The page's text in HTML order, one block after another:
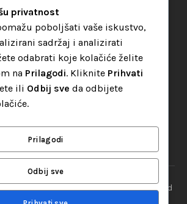
sva prava pridržana© 2026 || Designed
privatnost
poboljšati vaše iskustvo,
sadržaj i analizirati
odabrati koje kolačiće želite
na Prilagodi. Kliknite Prihvati
ili Odbij sve da odbijete
Prilagodi
Odbij sve